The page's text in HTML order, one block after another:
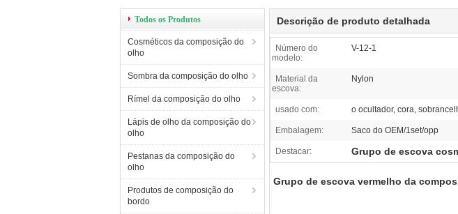
Todos os Produtos
Cosméticos da composição do
olho
Sombra da composição do olho
Rímel da composição do olho
Lápis de olho da composição do
olho
Pestanas da composição do
olho
Produtos de composição do
bordo
Descrição de produto detalhada
Número do
modelo:
V-12-1
Material da
escova:
Nylon
usado com: o ocultador, cora,
Embalagem: Saco do OEM/1set/opp
Destacar: Grupo de escova
Grupo de escova vermelho da